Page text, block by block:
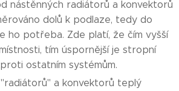
nástěnných radiátorů a konvektorů
dolů k podlaze, tedy do
ho potřeba. Zde platí, že čím vyšší
tím úspornější je stropní
ostatním systémům.
a konvektorů teplý